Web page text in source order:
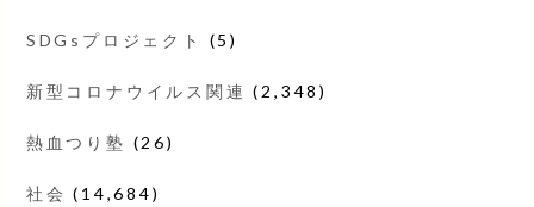
SDGsプロジェクト (5)
新型コロナウイルス関連 (2,348)
熱血つり塾 (26)
社会 (14,684)